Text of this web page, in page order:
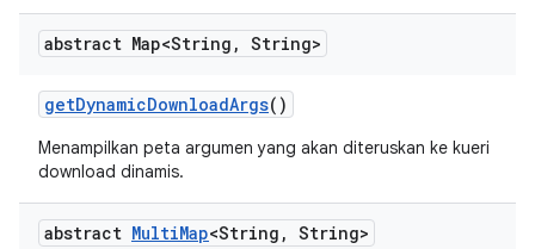
abstract Map<String , String>
getDynamicDownloadArgs()
Menampilkan peta argumen yang akan diteruskan ke kueri
download dinamis.
abstract MultiMap<String , String>